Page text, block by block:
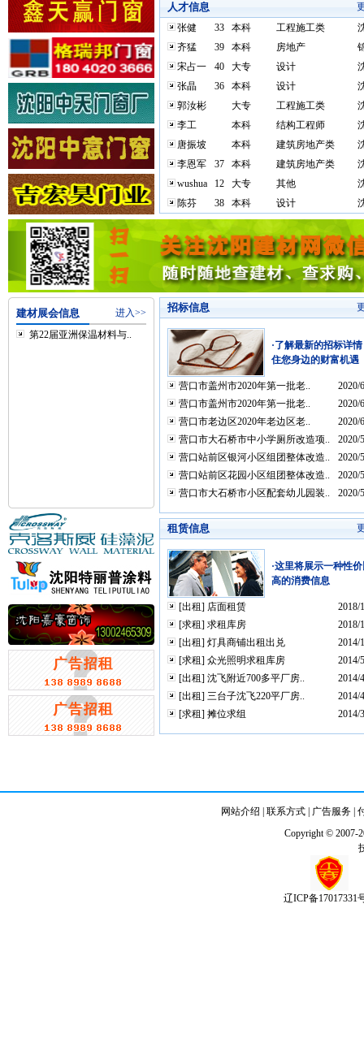
人才信息
张健
33 本科 工程施工类
齐猛
39 本科 房地产
宋占一
40 大专 设计
张晶
36 本科 设计
郭汝彬
大专 工程施工类
李工
本科 结构工程师
唐振坡
本科 建筑房地产类
李恩军
37 本科 建筑房地产类
wushua
12 大专 其他
陈芬
38 本科 设计
建材展会信息
进入>>
第22届亚洲保温材料与..
招标信息
·了解最新的招标详
住您身边的财富机遇
营口市盖州市2020年第一批老..
2020/
营口市盖州市2020年第一批老..
2020/
营口市老边区2020年老边区老..
2020/
营口市大石桥市中小学厕所改造项..
2020/
营口站前区银河小区组团整体改造..
2020/
营口站前区花园小区组团整体改造..
2020/
营口市大石桥市小区配套幼儿园装..
2020/
租赁信息
·这里将展示一种性
高的消费信息
[出租] 店面租赁
2018/
[求租] 求租库房
2018/
[出租] 灯具商铺出租出兑
2014/
[求租] 众光照明求租库房
2014/
[出租] 沈飞附近700多平厂房..
2014/
[出租] 三台子沈飞220平厂房..
2014/
[求租] 摊位求组 2014/
网站介绍 联系方式| 广告服务|
Copyright © 2007-
辽ICP备17017331